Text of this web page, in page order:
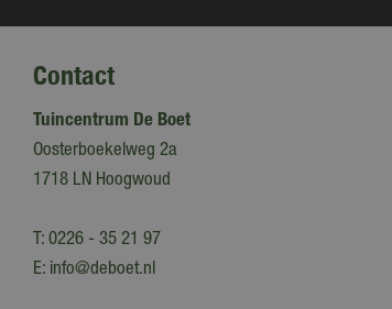
Contact
Tuincentrum De Boet
Oosterboekelweg 2a
1718 LN Hoogwoud
T: 0226 - 35 21 97
E: info@deboet.nl